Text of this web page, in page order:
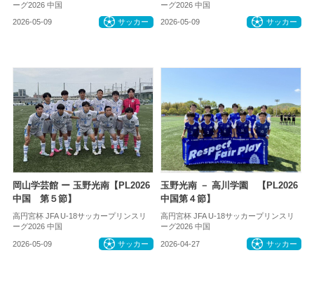
ーグ2026 中国
2026-05-09 サッカー
ーグ2026 中国
2026-05-09 サッカー
岡山学芸館 ー 玉野光南【PL2026
中国 第５節】
高円宮杯 JFA U-18サッカープリンスリ
ーグ2026 中国
2026-05-09 サッカー
玉野光南 － 高川学園 【PL2026
中国第４節】
高円宮杯 JFA U-18サッカープリンスリ
ーグ2026 中国
2026-04-27 サッカー